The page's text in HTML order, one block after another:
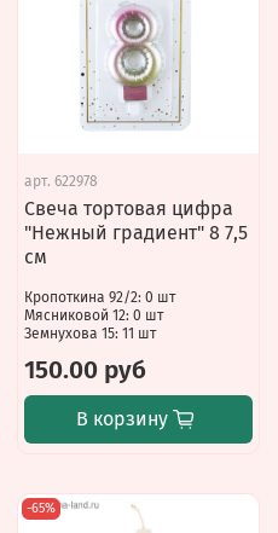
арт. 622978
Свеча тортовая цифра
"Нежный градиент" 8 7,5
см
Кропоткина 92/2: 0 шт
Мясниковой 12: 0 шт
Земнухова 15: 11 шт
150.00 руб
В корзину
-65%